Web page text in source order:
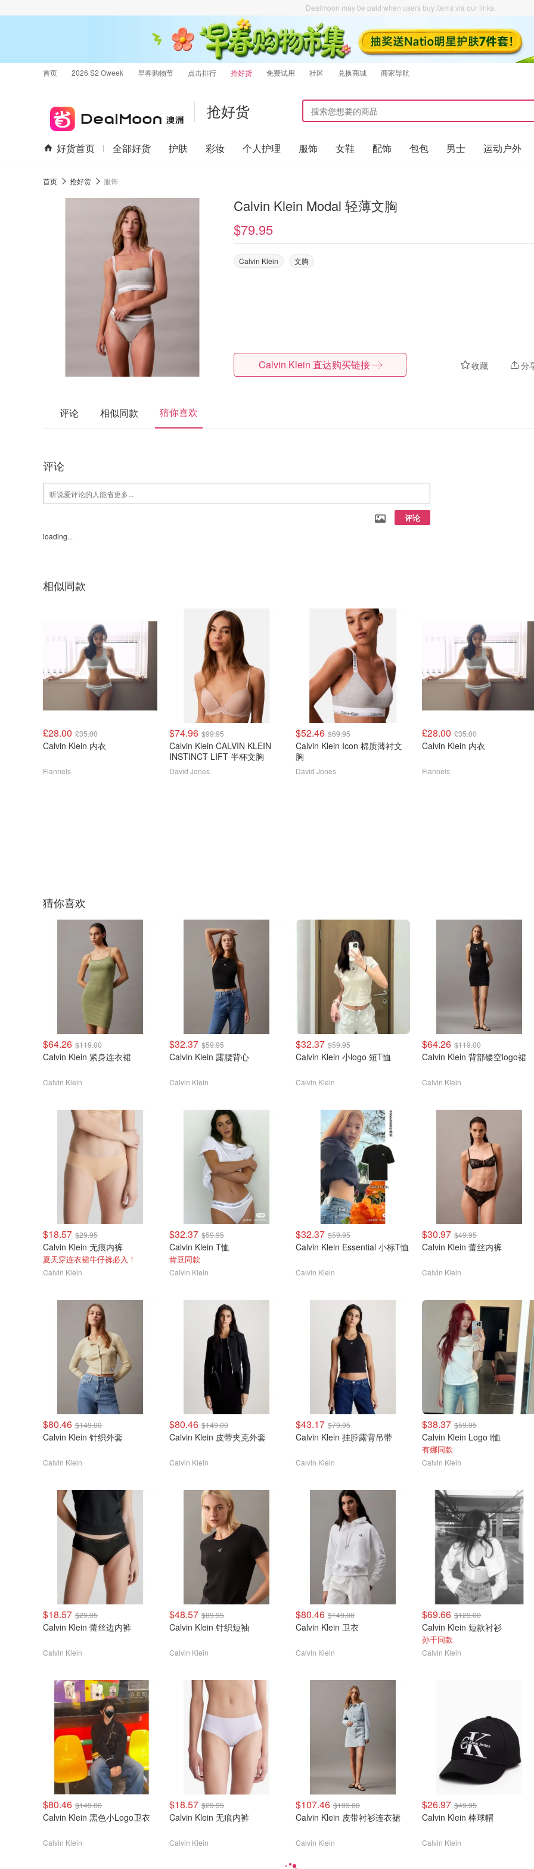
Dealmoon may be paid when users buy items via our links.
首页 2026 S2 Oweek 早春购物节 点击排行 抢好货 免费试用 社区 兑换商城 商家导航
抢好货
好货首页 全部好货 护肤 彩妆 个人护理 服饰 女鞋 配饰 包包 男士 运动户外
首页 抢好货 服饰
Calvin Klein Modal 轻薄文胸
$79.95
Calvin Klein 文胸
收藏 分
Calvin Klein 直达购买链接
评论 相似同款 猜你喜欢
评论
评论
loading...
相似同款
£28.00 £35.00
Calvin Klein 内衣
Flannels
$74.96 $99.95
Calvin Klein CALVIN KLEIN
INSTINCT LIFT 半杯文胸
David Jones
$52.46 $69.95
Calvin Klein Icon 棉质薄衬文
胸
David Jones
£28.00 £35.00
Calvin Klein 内衣
Flannels
猜你喜欢
$64.26 $119.00
Calvin Klein 紧身连衣裙
Calvin Klein
$32.37 $59.95
Calvin Klein 露腰背心
Calvin Klein
$32.37 $59.95
Calvin Klein 小logo 短T恤
Calvin Klein
$64.26 $119.00
Calvin Klein 背部镂空logo裙
Calvin Klein
$18.57 $29.95
Calvin Klein 无痕内裤
夏天穿连衣裙牛仔裤必入！
Calvin Klein
$32.37 $59.95
Calvin Klein T恤
肯豆同款
Calvin Klein
$32.37 $59.95
Calvin Klein Essential 小标T恤
Calvin Klein
$30.97 $49.95
Calvin Klein 蕾丝内裤
Calvin Klein
$80.46 $149.00
Calvin Klein 针织外套
Calvin Klein
$80.46 $149.00
Calvin Klein 皮带夹克外套
Calvin Klein
$43.17 $79.95
Calvin Klein 挂脖露背吊带
Calvin Klein
$38.37 $59.95
Calvin Klein Logo t恤
有娜同款
Calvin Klein
$18.57 $29.95
Calvin Klein 蕾丝边内裤
Calvin Klein
$48.57 $89.95
Calvin Klein 针织短袖
Calvin Klein
$80.46 $149.00
Calvin Klein 卫衣
Calvin Klein
$69.66 $129.00
Calvin Klein 短款衬衫
孙千同款
Calvin Klein
$80.46 $149.00
Calvin Klein 黑色小Logo卫衣
Calvin Klein
$18.57 $29.95
Calvin Klein 无痕内裤
Calvin Klein
$107.46 $199.00
Calvin Klein 皮带衬衫连衣裙
Calvin Klein
$26.97 $49.95
Calvin Klein 棒球帽
Calvin Klein